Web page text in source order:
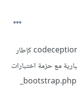
يستبعد أن تكون المشكلة بسبب تثبيت او اعداد codeception كإطار
مع حزمة اختبارات